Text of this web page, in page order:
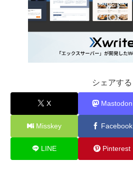
シェアする
X Mastodon
Misskey Facebook
LINE Pinterest